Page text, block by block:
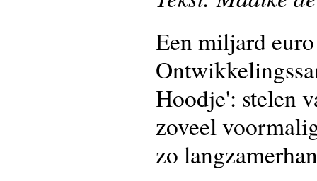
Een miljard
Hoodje': stelen
zoveel
zo